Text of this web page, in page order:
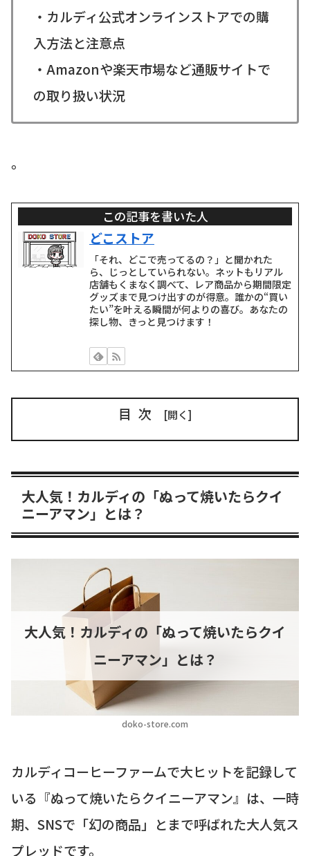
・カルディ公式オンラインストアでの購
入方法と注意点
・Amazonや楽天市場など通販サイトで
の取り扱い状況
。
この記事を書いた人
どこストア
「それ、どこで売ってるの？」と聞かれた
ら、じっとしていられない。ネットもリアル
店舗もくまなく調べて、レア商品から期間限定
グッズまで見つけ出すのが得意。誰かの“買い
たい”を叶える瞬間が何よりの喜び。あなたの
探し物、きっと見つけます！
目次
大人気！カルディの「ぬって焼いたらクイ
ニーアマン」とは？
doko-store.com
大人気！カルディの「ぬって焼いたらクイ
ニーアマン」とは？
カルディコーヒーファームで大ヒットを記録して
いる『ぬって焼いたらクイニーアマン』は、一時
期、SNSで「幻の商品」とまで呼ばれた大人気ス
プレッドです。